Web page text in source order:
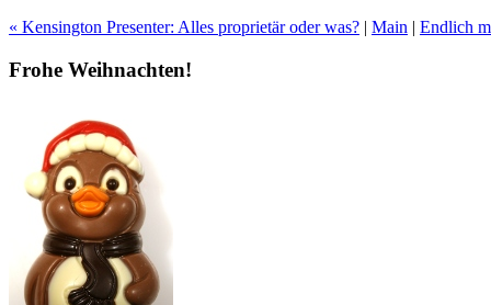
« Kensington Presenter: Alles proprietär oder was? | Main | Endlich
Frohe Weihnachten!